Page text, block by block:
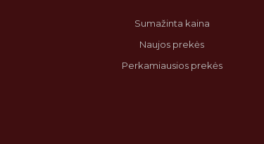
Sumažinta kaina
Naujos prekės
Perkamiausios prekės